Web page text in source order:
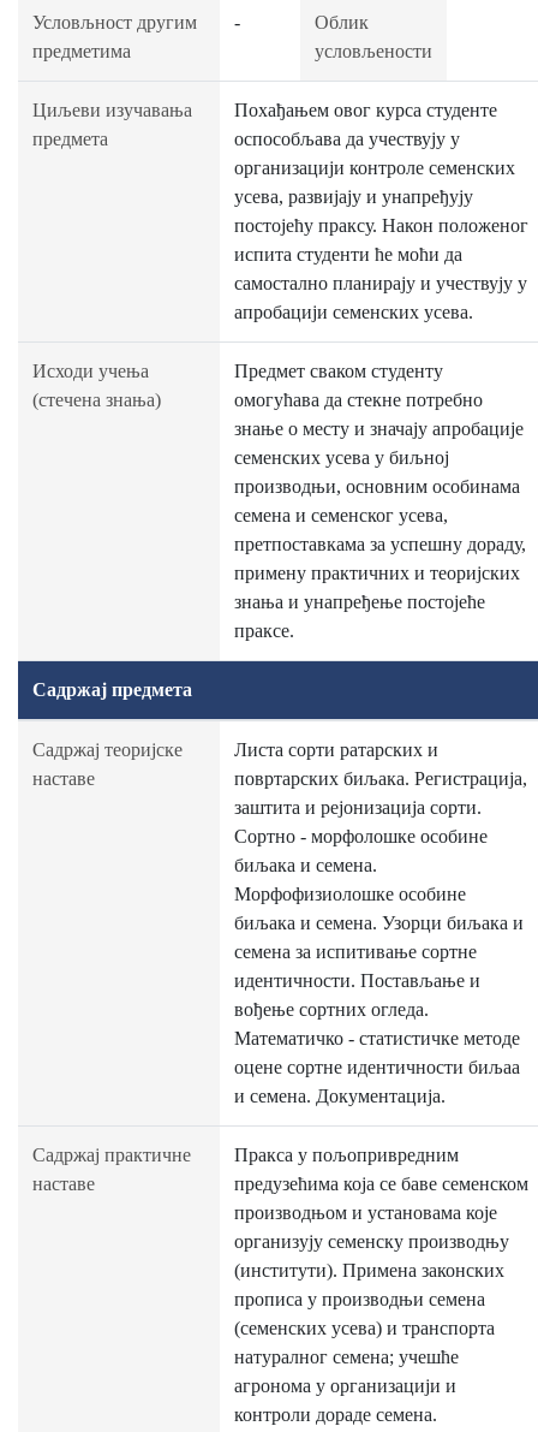
Условљност другим
предметима
-
Облик
условљености
Циљеви изучавања
предмета
Похађањем овог курса студенте
оспособљава да учествују у
организацији контроле семенских
усева, развијају и унапређују
постојећу праксу. Након положеног
испита студенти ће моћи да
самостално планирају и учествују у
апробацији семенских усева.
Исходи учења
(стечена знања)
Предмет сваком студенту
омогућава да стекне потребно
знање о месту и значају апробације
семенских усева у биљној
производњи, основним особинама
семена и семенског усева,
претпоставкама за успешну дораду,
примену практичних и теоријских
знања и унапређење постојеће
праксе.
Садржај предмета
Садржај теоријске
наставе
Листа сорти ратарских и
повртарских биљака. Регистрација,
заштита и рејонизација сорти.
Сортно - морфолошке особине
биљака и семена.
Морфофизиолошке особине
биљака и семена. Узорци биљака и
семена за испитивање сортне
идентичности. Постављање и
вођење сортних огледа.
Математичко - статистичке методе
оцене сортне идентичности биљаа
и семена. Документација.
Садржај практичне
наставе
Пракса у пољопривредним
предузећима која се баве семенском
производњом и установама које
организују семенску производњу
(институти). Примена законских
прописа у производњи семена
(семенских усева) и транспорта
натуралног семена; учешће
агронома у организацији и
контроли дораде семена.